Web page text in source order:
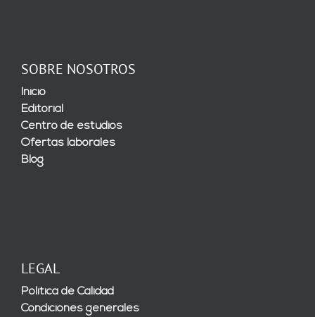
SOBRE NOSOTROS
Inicio
Editorial
Centro de estudios
Ofertas laborales
Blog
LEGAL
Política de Calidad
Condiciones generales